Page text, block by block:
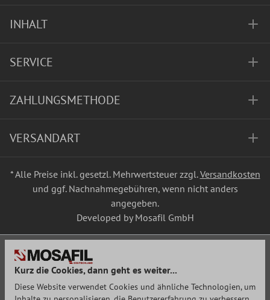
INHALT
SERVICE
ZAHLUNGSMETHODE
VERSANDART
* Alle Preise inkl. gesetzl. Mehrwertsteuer zzgl.Versandkosten
und ggf. Nachnahmegebühren, wenn nicht anders
angegeben.
Developed by Mosafil GmbH
Kurz die Cookies, dann geht es weiter...
Diese Website verwendet Cookies und ähnliche Technologien, um